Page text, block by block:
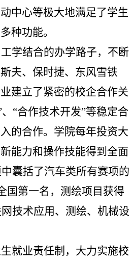
中心等极大地满足了学生
种功能。
学结合的办学路子，不断
夫、保时捷、东风雪铁
建立了紧密的校企合作关
“合作技术开发”等稳定合
的合作。学院每年投资大
能力和操作技能得到全面
囊括了汽车类所有赛项的
国第一名，测绘项目获得
技术应用、测绘、机械设
就业责任制，大力实施校